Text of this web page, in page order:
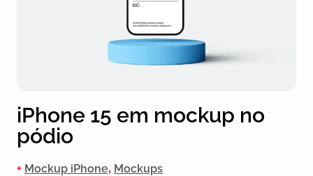
iPhone 15 em mockup no
pódio
+ Mockup iPhone, Mockups